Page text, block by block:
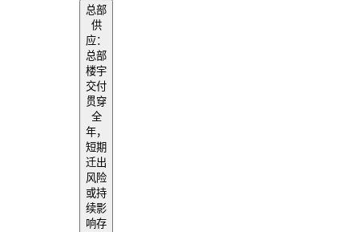
总部
供
应：
总部
楼宇
交付
贯穿
全
年，
短期
迁出
风险
或持
续影
响存